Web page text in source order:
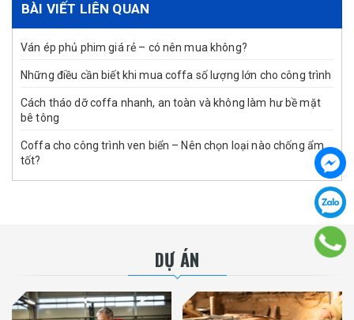
BÀI VIẾT LIÊN QUAN
Ván ép phủ phim giá rẻ – có nên mua không?
Những điều cần biết khi mua coffa số lượng lớn cho công trình
Cách tháo dỡ coffa nhanh, an toàn và không làm hư bề mặt
bê tông
Coffa cho công trình ven biển – Nên chọn loại nào chống ẩm
tốt?
DỰ ÁN